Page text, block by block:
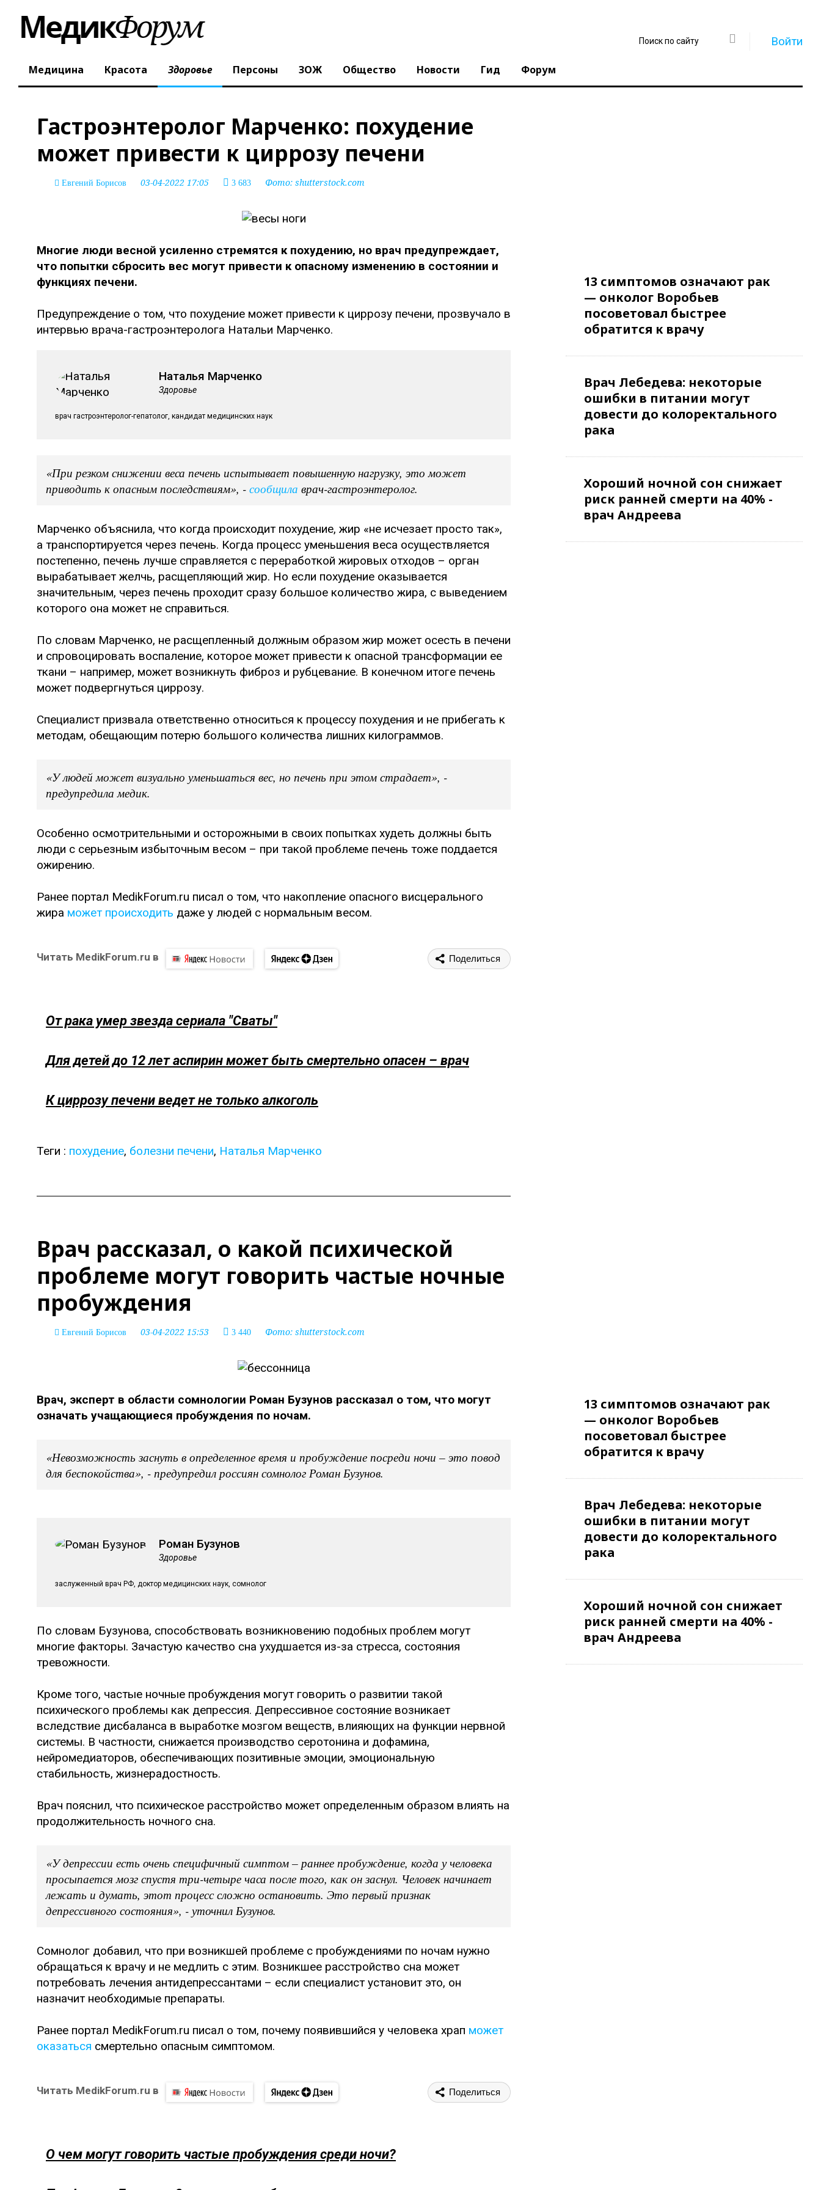
Войти
Медицина Красота Здоровье Персоны ЗОЖ Общество Новости Гид Форум
Гастроэнтеролог Марченко: похудение
может привести к циррозу печени
Евгений Борисов 03-04-2022 17:05 3 683 Фото: shutterstock.com
Многие люди весной усиленно стремятся к похудению, но врач предупреждает,
что попытки сбросить вес могут привести к опасному изменению в состоянии и
функциях печени.
Предупреждение о том, что похудение может привести к циррозу печени, прозвучало в
интервью врача-гастроэнтеролога Натальи Марченко.
Наталья Марченко
Здоровье
врач гастроэнтеролог-гепатолог, кандидат медицинских наук
«При резком снижении веса печень испытывает повышенную нагрузку, это может
приводить к опасным последствиям», -сообщила врач-гастроэнтеролог.
Марченко объяснила, что когда происходит похудение, жир «не исчезает просто так»,
а транспортируется через печень. Когда процесс уменьшения веса осуществляется
постепенно, печень лучше справляется с переработкой жировых отходов – орган
вырабатывает желчь, расщепляющий жир. Но если похудение оказывается
значительным, через печень проходит сразу большое количество жира, с выведением
которого она может не справиться.
По словам Марченко, не расщепленный должным образом жир может осесть в печени
и спровоцировать воспаление, которое может привести к опасной трансформации ее
ткани – например, может возникнуть фиброз и рубцевание. В конечном итоге печень
может подвергнуться циррозу.
Специалист призвала ответственно относиться к процессу похудения и не прибегать к
методам, обещающим потерю большого количества лишних килограммов.
«У людей может визуально уменьшаться вес, но печень при этом страдает», -
предупредила медик.
Особенно осмотрительными и осторожными в своих попытках худеть должны быть
люди с серьезным избыточным весом – при такой проблеме печень тоже поддается
ожирению.
Ранее портал MedikForum.ru писал о том, что накопление опасного висцерального
жира может происходить даже у людей с нормальным весом.
Читать MedikForum.ru в Поделиться
От рака умер звезда сериала "Сваты"
Для детей до 12 лет аспирин может быть смертельно опасен – врач
К циррозу печени ведет не только алкоголь
Теги : похудение, болезни печени, Наталья Марченко
13 симптомов означают рак
— онколог Воробьев
посоветовал быстрее
обратится к врачу
Врач Лебедева: некоторые
ошибки в питании могут
довести до колоректального
рака
Хороший ночной сон снижает
риск ранней смерти на 40% -
врач Андреева
Врач рассказал, о какой психической
проблеме могут говорить частые ночные
пробуждения
Евгений Борисов 03-04-2022 15:53 3 440 Фото: shutterstock.com
Врач, эксперт в области сомнологии Роман Бузунов рассказал о том, что могут
означать учащающиеся пробуждения по ночам.
«Невозможность заснуть в определенное время и пробуждение посреди ночи – это повод
для беспокойства», - предупредил россиян сомнолог Роман Бузунов.
Роман Бузунов
Здоровье
заслуженный врач РФ, доктор медицинских наук, сомнолог
По словам Бузунова, способствовать возникновению подобных проблем могут
многие факторы. Зачастую качество сна ухудшается из-за стресса, состояния
тревожности.
Кроме того, частые ночные пробуждения могут говорить о развитии такой
психического проблемы как депрессия. Депрессивное состояние возникает
вследствие дисбаланса в выработке мозгом веществ, влияющих на функции нервной
системы. В частности, снижается производство серотонина и дофамина,
нейромедиаторов, обеспечивающих позитивные эмоции, эмоциональную
стабильность, жизнерадостность.
Врач пояснил, что психическое расстройство может определенным образом влиять на
продолжительность ночного сна.
«У депрессии есть очень специфичный симптом – раннее пробуждение, когда у человека
просыпается мозг спустя три-четыре часа после того, как он заснул. Человек начинает
лежать и думать, этот процесс сложно остановить. Это первый признак
депрессивного состояния», - уточнил Бузунов.
Сомнолог добавил, что при возникшей проблеме с пробуждениями по ночам нужно
обращаться к врачу и не медлить с этим. Возникшее расстройство сна может
потребовать лечения антидепрессантами – если специалист установит это, он
назначит необходимые препараты.
Ранее портал MedikForum.ru писал о том, почему появившийся у человека храп может
оказаться смертельно опасным симптомом.
Читать MedikForum.ru в Поделиться
О чем могут говорить частые пробуждения среди ночи?
13 симптомов означают рак
— онколог Воробьев
посоветовал быстрее
обратится к врачу
Врач Лебедева: некоторые
ошибки в питании могут
довести до колоректального
рака
Хороший ночной сон снижает
риск ранней смерти на 40% -
врач Андреева